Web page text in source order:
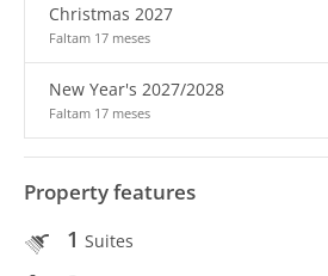
Christmas 2027
Faltam 17 meses
New Year's 2027/2028
Faltam 17 meses
Property features
1 Suites